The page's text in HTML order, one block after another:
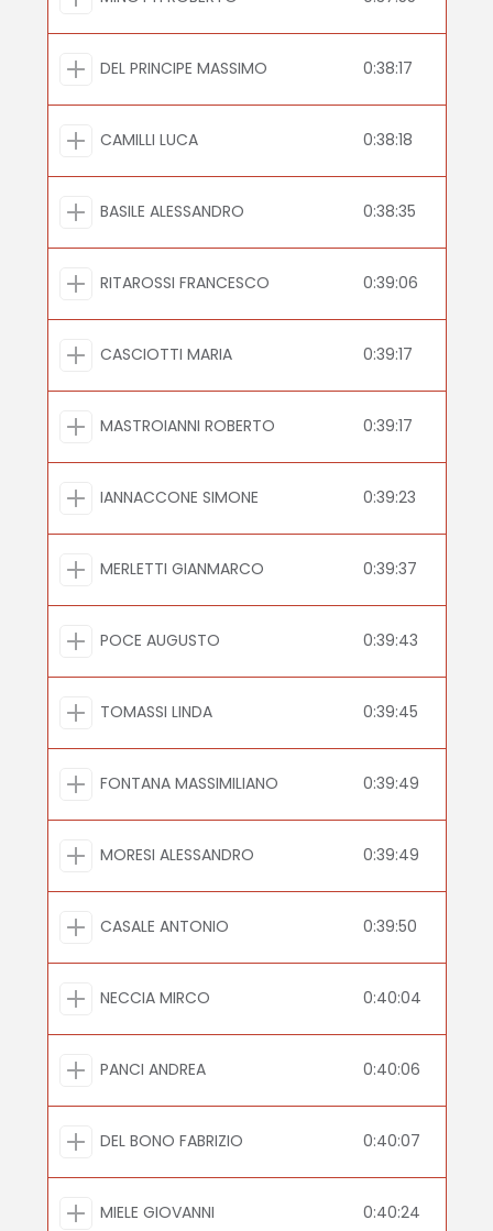
DEL PRINCIPE MASSIMO 0:38:17
CAMILLI LUCA 0:38:18
BASILE ALESSANDRO 0:38:35
RITAROSSI FRANCESCO 0:39:06
CASCIOTTI MARIA 0:39:17
MASTROIANNI ROBERTO 0:39:17
IANNACCONE SIMONE 0:39:23
MERLETTI GIANMARCO 0:39:37
POCE AUGUSTO 0:39:43
TOMASSI LINDA 0:39:45
FONTANA MASSIMILIANO 0:39:49
MORESI ALESSANDRO 0:39:49
CASALE ANTONIO 0:39:50
NECCIA MIRCO 0:40:04
PANCI ANDREA 0:40:06
DEL BONO FABRIZIO 0:40:07
MIELE GIOVANNI 0:40:24